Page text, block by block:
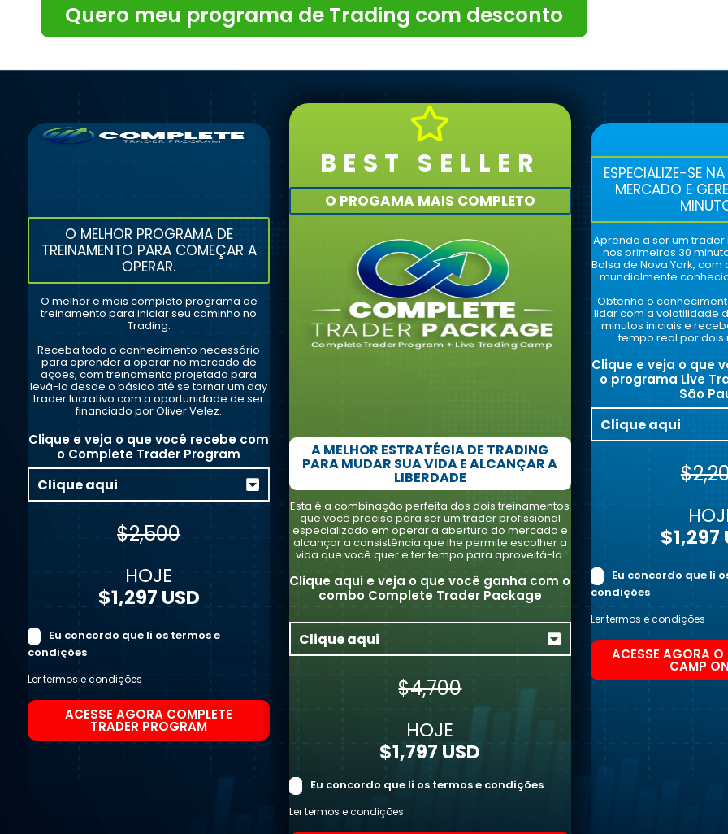
Quero meu programa de Trading com desconto
O MELHOR PROGRAMA DE
TREINAMENTO PARA COMEÇAR A
OPERAR.
O melhor e mais completo programa de
treinamento para iniciar seu caminho no
Trading.
Receba todo o conhecimento necessário
para aprender a operar no mercado de
ações, com treinamento projetado para
levá-lo desde o básico até se tornar um day
trader lucrativo com a oportunidade de ser
financiado por Oliver Velez.
Clique e veja o que você recebe com
o Complete Trader Program
Clique aqui
$2,500
HOJE
$1,297 USD
Eu concordo que li os termos e
condições
Ler termos e condições
ACESSE AGORA COMPLETE
TRADER PROGRAM
BEST SELLER
O PROGAMA MAIS COMPLETO
A MELHOR ESTRATÉGIA DE TRADING
PARA MUDAR SUA VIDA E ALCANÇAR A
LIBERDADE
Esta é a combinação perfeita dos dois treinamentos
que você precisa para ser um trader profissional
especializado em operar a abertura do mercado e
alcançar a consistência que lhe permite escolher a
vida que você quer e ter tempo para aproveitá-la.
Clique aqui e veja o que você ganha com o
combo Complete Trader Package
Clique aqui
$4,700
HOJE
$1,797 USD
Eu concordo que li os termos e condições
Ler termos e condições
ESPECIALIZE-SE
MERCADO E
Aprenda a ser um
nos primeiros 30
Bolsa de Nova York,
mundialmente
Obtenha o
lidar com a volatilidade
minutos iniciais e
tempo real por dois
Clique e veja o que
o programa Live
São
Clique aqui
$1,297
Eu concordo que li
condições
Ler termos e condições
ACESSE AGORA O
CAMP